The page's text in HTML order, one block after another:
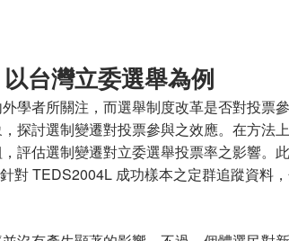
台灣 2024 年總統和立委選舉為例
台灣立委選舉為例
學者所關注，而選舉制度改革是否對投票
探討選制變遷對投票參與之效應。在方法
評估選制變遷對立委選舉投票率之影響。
對 TEDS2004L 成功樣本之定群追蹤資料